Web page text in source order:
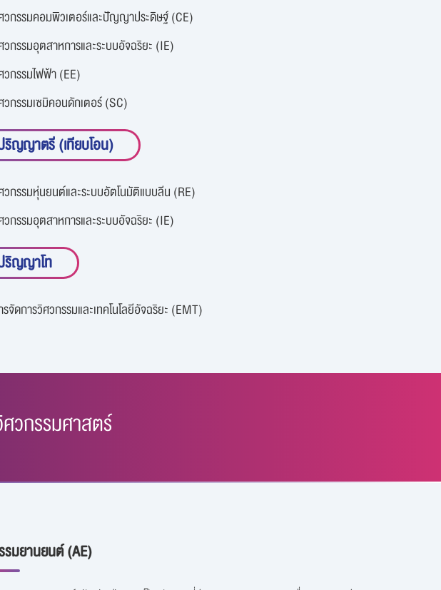
วกรรมคอมพิวเตอร์และปัญญาประดิษฐ์ (CE)
กรรมอุตสาหการและระบบอัจฉริยะ (IE)
วกรรมไฟฟ้า (EE)
วกรรมเซมิคอนดักเตอร์ (SC)
ริญญาตรี (เทียบโอน)
วกรรมหุ่นยนต์และระบบอัตโนมัติแบบลีน (RE)
กรรมอุตสาหการและระบบอัจฉริยะ (IE)
ริญญาโท
จัดการวิศวกรรมและเทคโนโลยีอัจฉริยะ (EMT)
วกรรมศาสตร์
รมยานยนต์ (AE)